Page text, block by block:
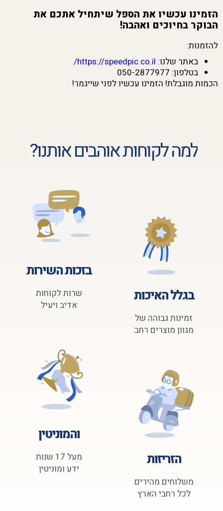
הזמינו עכשיו את הספל שיתחיל אתכם את
הבוקר בחיוכים ואהבה!
להזמנות:
באתר שלנו: https://speedpic.co.il/
בטלפון: 050-2877977
הכמות מוגבלת! הזמינו עכשיו לפני שייגמר!
למה לקוחות אוהבים אותנו?
בגלל האיכות
זמינות גבוהה של
מגוון מוצרים רחב
בזכות השירות
שרות לקוחות
אדיב ויעיל
הזריזות
משלוחים מהירים
לכל רחבי הארץ
והמוניטין
מעל 17 שנות
ידע ומוניטין